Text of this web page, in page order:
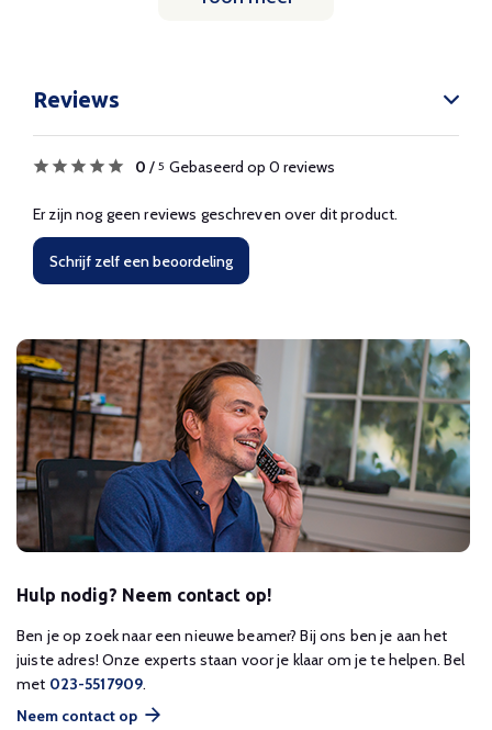
Reviews
0 / 5 Gebaseerd op 0 reviews
Er zijn nog geen reviews geschreven over dit product.
Schrijf zelf een beoordeling
Hulp nodig? Neem contact op!
Ben je op zoek naar een nieuwe beamer? Bij ons ben je aan het
juiste adres! Onze experts staan voor je klaar om je te helpen. Bel
met 023-5517909.
Neem contact op